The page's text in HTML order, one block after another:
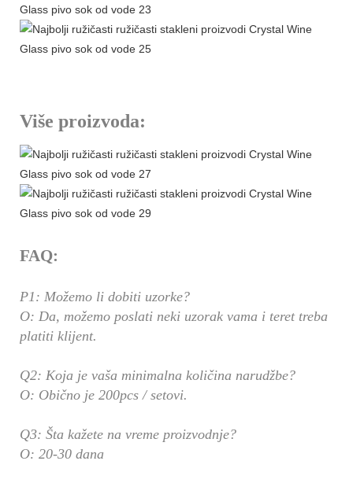
Više proizvoda:
FAQ:
P1: Možemo li dobiti uzorke?
O: Da, možemo poslati neki uzorak vama i teret treba
platiti klijent.
Q2: Koja je vaša minimalna količina narudžbe?
O: Obično je 200pcs / setovi.
Q3: Šta kažete na vreme proizvodnje?
O: 20-30 dana